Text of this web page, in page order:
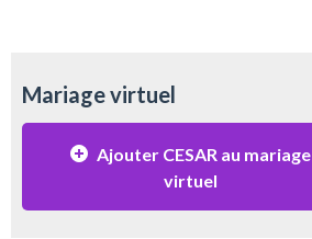
Mariage virtuel
Ajouter CESAR au mariage
virtuel